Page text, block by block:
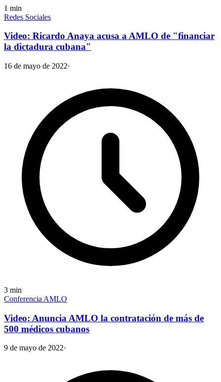
1 min
Redes Sociales
Video: Ricardo Anaya acusa a AMLO de "financiar
la dictadura cubana"
16 de mayo de 2022·
3 min
Conferencia AMLO
Video: Anuncia AMLO la contratación de más de
500 médicos cubanos
9 de mayo de 2022·